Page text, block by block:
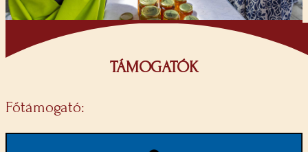
TÁMOGATÓK
Főtámogató: